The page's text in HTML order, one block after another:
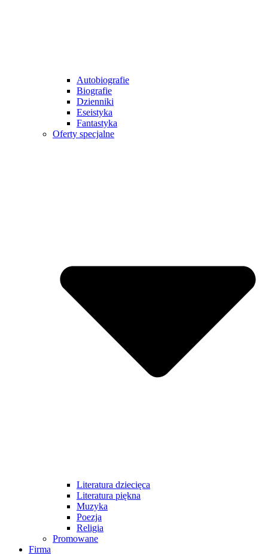
Autobiografie
Biografie
Dzienniki
Eseistyka
Fantastyka
Oferty specjalne
Literatura dziecięca
Literatura piękna
Muzyka
Poezja
Religia
Promowane
Firma